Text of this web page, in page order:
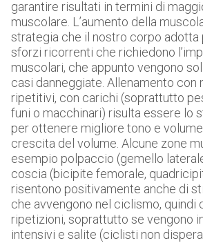
garantire risultati in termini di
muscolare. L’aumento della
strategia che il nostro corpo adotta
sforzi ricorrenti che richiedono
muscolari, che appunto vengono
casi danneggiate. Allenamento con
ripetitivi, con carichi (soprattutto
funi o macchinari) risulta essere lo
per ottenere migliore tono e
crescita del volume. Alcune zone
esempio polpaccio (gemello
coscia (bicipite femorale,
risentono positivamente anche di
che avvengono nel ciclismo, quindi
ripetizioni, soprattutto se vengono
intensivi e salite (ciclisti non